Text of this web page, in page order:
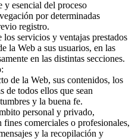
y esencial del proceso
por determinadas
registro.
servicios y ventajas prestados
la Web a sus usuarios, en las
en las distintas secciones.
de la Web, sus contenidos, los
de todos ellos que sean
y la buena fe.
personal y privado,
fines comerciales o profesionales,
y la recopilación y